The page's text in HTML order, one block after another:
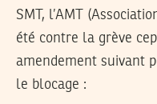
SMT, l’AMT
été contre la grève
amendement suivant
le blocage :